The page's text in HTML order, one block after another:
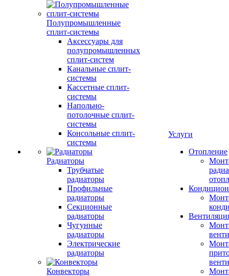
Полупромышленные
сплит-системы
Аксессуары для
полупромышленных
сплит-систем
Канальные сплит-
системы
Кассетные сплит-
системы
Напольно-
потолочные сплит-
системы
Консольные сплит-
системы
Радиаторы
Трубчатые
радиаторы
Профильные
радиаторы
Секционные
радиаторы
Чугунные
радиаторы
Электрические
радиаторы
Конвекторы
Услуги
Отопление